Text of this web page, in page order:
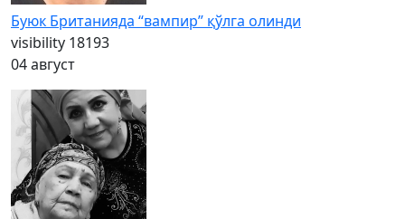
Буюк Британияда “вампир” қўлга олинди
visibility 18193
04 август